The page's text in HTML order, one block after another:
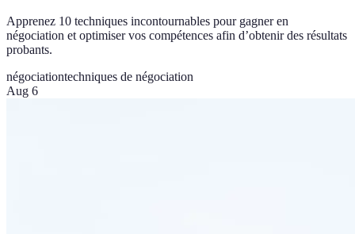
Apprenez 10 techniques incontournables pour gagner en
négociation et optimiser vos compétences afin d’obtenir des résultats
probants.
négociationtechniques de négociation
Aug 6